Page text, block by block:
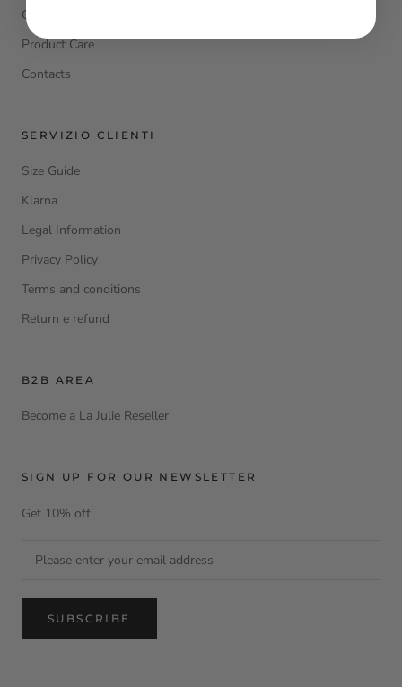
Our cashmere
Product Care
Contacts
SERVIZIO CLIENTI
Size Guide
Klarna
Legal Information
Privacy Policy
Terms and conditions
Return e refund
B2B AREA
Become a La Julie Reseller
SIGN UP FOR OUR NEWSLETTER
Get 10% off
SUBSCRIBE